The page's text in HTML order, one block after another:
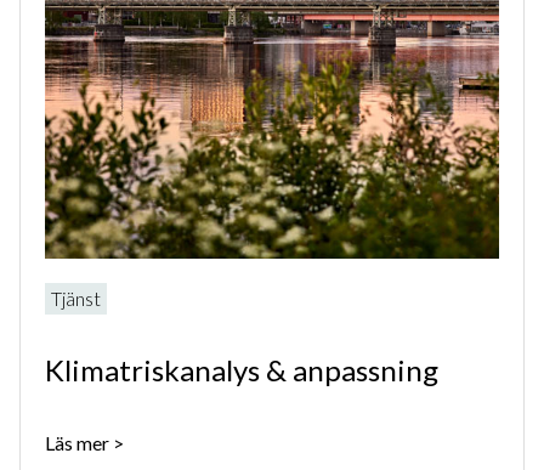
Tjänst
Klimatriskanalys & anpassning
Läs mer >